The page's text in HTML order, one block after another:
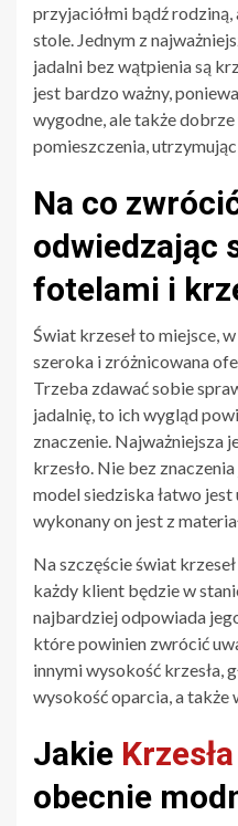
przyjaciółmi bądź rodziną,
stole. Jednym z
jadalni bez wątpienia są
jest bardzo ważny,
wygodne, ale także
pomieszczenia,
Na co
odwiedzając
fotelami i
Świat krzeseł to miejsce,
szeroka i zróżnicowana
Trzeba zdawać sobie
jadalnię, to ich wygląd
znaczenie. Najważniejsza
krzesło. Nie bez
model siedziska łatwo
wykonany on jest z
Na szczęście świat
każdy klient będzie w
najbardziej odpowiada
które powinien zwrócić
innymi wysokość krzesła,
wysokość oparcia, a także
Jakie
obecnie